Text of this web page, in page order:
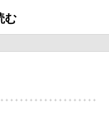
む
＋＋＋＋＋＋＋＋＋＋＋＋＋＋＋＋＋＋＋